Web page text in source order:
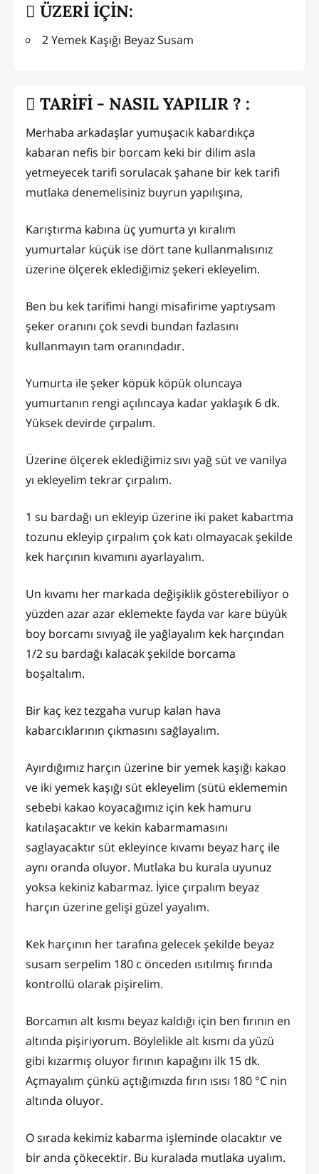
ÜZERİ İÇİN:
2 Yemek Kaşığı Beyaz Susam
TARİFİ - NASIL YAPILIR ? :
Merhaba arkadaşlar yumuşacık kabardıkça
kabaran nefis bir borcam keki bir dilim asla
yetmeyecek tarifi sorulacak şahane bir kek tarifi
mutlaka denemelisiniz buyrun yapılışına,
Karıştırma kabına üç yumurta yı kıralım
yumurtalar küçük ise dört tane kullanmalısınız
üzerine ölçerek eklediğimiz şekeri ekleyelim.
Ben bu kek tarifimi hangi misafirime yaptıysam
şeker oranını çok sevdi bundan fazlasını
kullanmayın tam oranındadır.
Yumurta ile şeker köpük köpük oluncaya
yumurtanın rengi açılıncaya kadar yaklaşık 6 dk.
Yüksek devirde çırpalım.
Üzerine ölçerek eklediğimiz sıvı yağ süt ve vanilya
yı ekleyelim tekrar çırpalım.
1 su bardağı un ekleyip üzerine iki paket kabartma
tozunu ekleyip çırpalım çok katı olmayacak şekilde
kek harçının kıvamını ayarlayalım.
Un kıvamı her markada değişiklik gösterebiliyor o
yüzden azar azar eklemekte fayda var kare büyük
boy borcamı sıvıyağ ile yağlayalım kek harçından
1/2 su bardağı kalacak şekilde borcama
boşaltalım.
Bir kaç kez tezgaha vurup kalan hava
kabarcıklarının çıkmasını sağlayalım.
Ayırdığımız harçın üzerine bir yemek kaşığı kakao
ve iki yemek kaşığı süt ekleyelim (sütü eklememin
sebebi kakao koyacağımız için kek hamuru
katılaşacaktır ve kekin kabarmamasını
saglayacaktır süt ekleyince kıvamı beyaz harç ile
aynı oranda oluyor. Mutlaka bu kurala uyunuz
yoksa kekiniz kabarmaz. İyice çırpalım beyaz
harçın üzerine gelişi güzel yayalım.
Kek harçının her tarafına gelecek şekilde beyaz
susam serpelim 180 c önceden ısıtılmış fırında
kontrollü olarak pişirelim.
Borcamın alt kısmı beyaz kaldığı için ben fırının en
altında pişiriyorum. Böylelikle alt kısmı da yüzü
gibi kızarmış oluyor fırının kapağını ilk 15 dk.
Açmayalım çünkü açtığımızda fırın ısısı 180 °C nin
altında oluyor.
O sırada kekimiz kabarma işleminde olacaktır ve
bir anda çökecektir. Bu kuralada mutlaka uyalım.